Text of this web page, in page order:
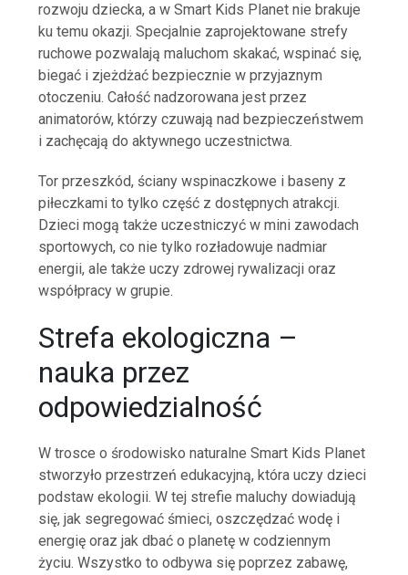
rozwoju dziecka, a w Smart Kids Planet nie brakuje
ku temu okazji. Specjalnie zaprojektowane strefy
ruchowe pozwalają maluchom skakać, wspinać się,
biegać i zjeżdżać bezpiecznie w przyjaznym
otoczeniu. Całość nadzorowana jest przez
animatorów, którzy czuwają nad bezpieczeństwem
i zachęcają do aktywnego uczestnictwa.
Tor przeszkód, ściany wspinaczkowe i baseny z
piłeczkami to tylko część z dostępnych atrakcji.
Dzieci mogą także uczestniczyć w mini zawodach
sportowych, co nie tylko rozładowuje nadmiar
energii, ale także uczy zdrowej rywalizacji oraz
współpracy w grupie.
Strefa ekologiczna –
nauka przez
odpowiedzialność
W trosce o środowisko naturalne Smart Kids Planet
stworzyło przestrzeń edukacyjną, która uczy dzieci
podstaw ekologii. W tej strefie maluchy dowiadują
się, jak segregować śmieci, oszczędzać wodę i
energię oraz jak dbać o planetę w codziennym
życiu. Wszystko to odbywa się poprzez zabawę,